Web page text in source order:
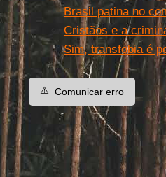
Brasil patina no
Cristãos e a
Sim, transfobia é
⚠️ Comunicar erro